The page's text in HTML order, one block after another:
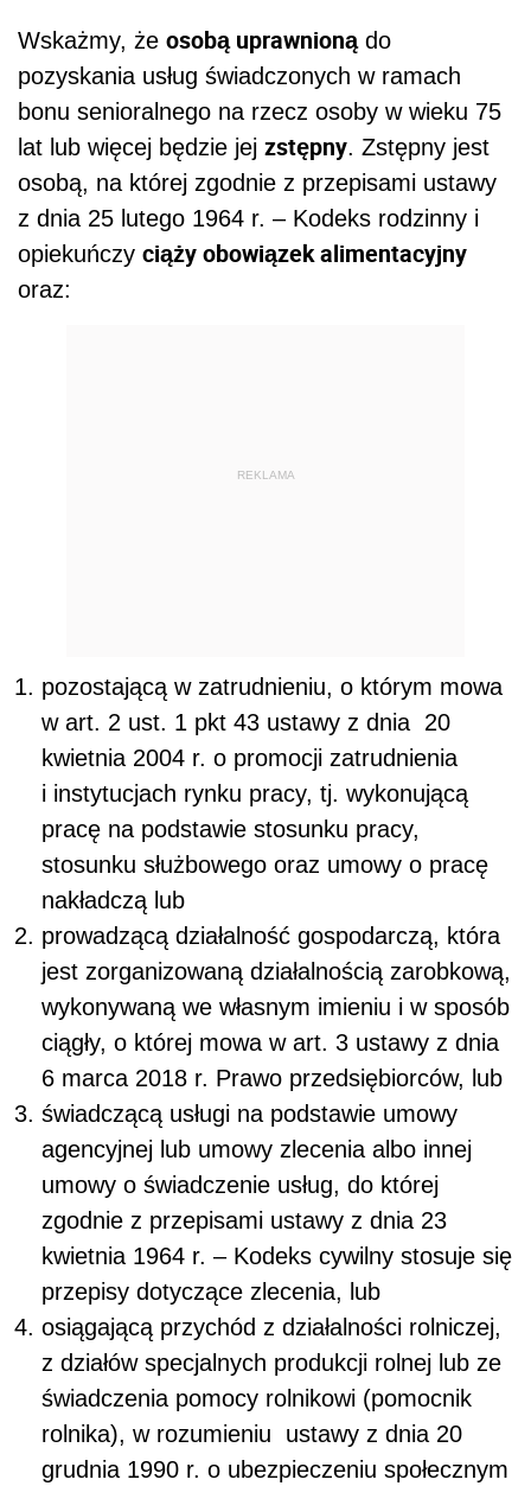
Wskażmy, że osobą uprawnionądo
pozyskania usług świadczonych w ramach
bonu senioralnego na rzecz osoby w wieku 75
lat lub więcej będzie jej zstępny. Zstępny jest
osobą, na której zgodnie z przepisami ustawy
z dnia 25 lutego 1964 r. – Kodeks rodzinny i
opiekuńczy ciąży obowiązek alimentacyjny
oraz:
REKLAMA
pozostającą w zatrudnieniu, o którym mowa
w art. 2 ust. 1 pkt 43 ustawy z dnia 20
kwietnia 2004 r. o promocji zatrudnienia
i instytucjach rynku pracy, tj. wykonującą
pracę na podstawie stosunku pracy,
stosunku służbowego oraz umowy o pracę
nakładczą lub
prowadzącą działalność gospodarczą, która
jest zorganizowaną działalnością zarobkową,
wykonywaną we własnym imieniu i w sposób
ciągły, o której mowa w art. 3 ustawy z dnia
6 marca 2018 r. Prawo przedsiębiorców, lub
świadczącą usługi na podstawie umowy
agencyjnej lub umowy zlecenia albo innej
umowy o świadczenie usług, do której
zgodnie z przepisami ustawy z dnia 23
kwietnia 1964 r. – Kodeks cywilny stosuje się
przepisy dotyczące zlecenia, lub
osiągającą przychód z działalności rolniczej,
z działów specjalnych produkcji rolnej lub ze
świadczenia pomocy rolnikowi (pomocnik
rolnika), w rozumieniu ustawy z dnia 20
grudnia 1990 r. o ubezpieczeniu społecznym